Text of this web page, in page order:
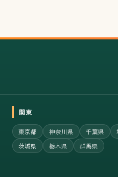
関東
東京都 神奈川県 千葉県
茨城県
栃木県 群馬県